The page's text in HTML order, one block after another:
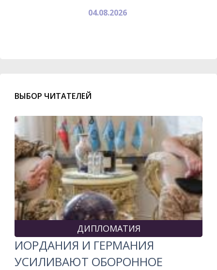
04.08.2026
ВЫБОР ЧИТАТЕЛЕЙ
ДИПЛОМАТИЯ
ИОРДАНИЯ И ГЕРМАНИЯ
УСИЛИВАЮТ ОБОРОННОЕ